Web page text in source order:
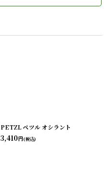
PETZL ペツル オシラント
3,410円(税込)